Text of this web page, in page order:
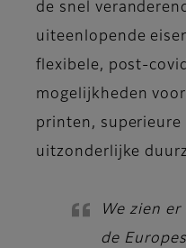
de snel
uiteenlopende
flexibele, post-
mogelijkheden
printen, superieure
uitzonderlijke
We zien
de